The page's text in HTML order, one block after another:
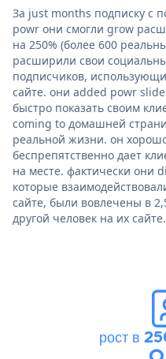
За just months подписку с
powr они смогли grow
на 250% (более 600
расширили свои
подписчиков,
сайте. они added powr
быстро показать своим
coming to домашней
реальной жизни. он
беспрепятственно дает
на месте. фактически они
которые
сайте, были вовлечены в
другой человек на их сайте.
рост в